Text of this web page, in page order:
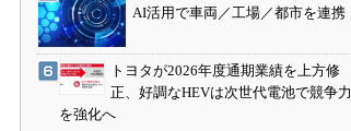
AI活用で車両／工場／都市を連携
トヨタが2026年度通期業績を上方修
正、好調なHEVは次世代電池で競争力
を強化へ